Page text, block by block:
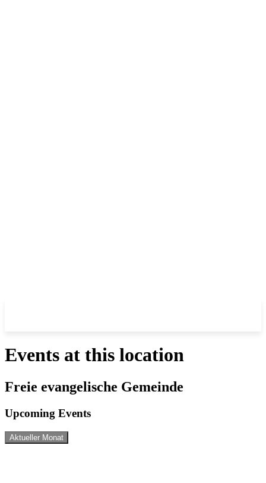
Events at this location
Freie evangelische Gemeinde
Upcoming Events
Aktueller Monat